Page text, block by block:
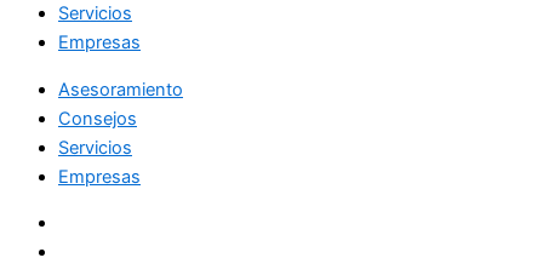
Servicios
Empresas
Asesoramiento
Consejos
Servicios
Empresas